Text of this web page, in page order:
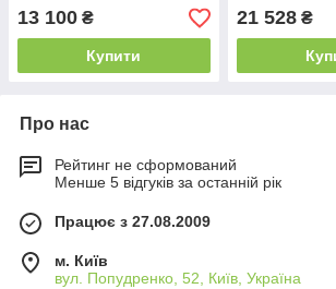
13 100 ₴
Купити
21 528₴
Про нас
Рейтинг не сформований
Менше 5 відгуків за останній рік
Працює з 27.08.2009
м. Київ
вул. Попудренко, 52, Київ, Україна